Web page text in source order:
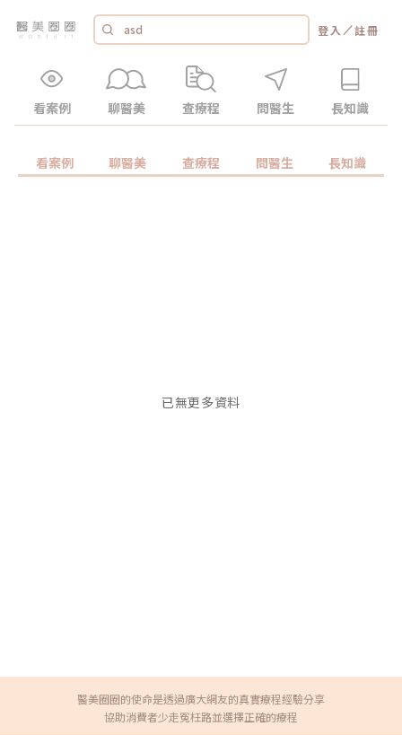
登入 ／註冊
看案例 聊醫美 查療程 問醫生 長知識
看案例 聊醫美 查療程 問醫生 長知識
已無更多資料
醫美圈圈的使命是透過廣大網友的真實療程經驗分享
協助消費者少走冤枉路並選擇正確的療程